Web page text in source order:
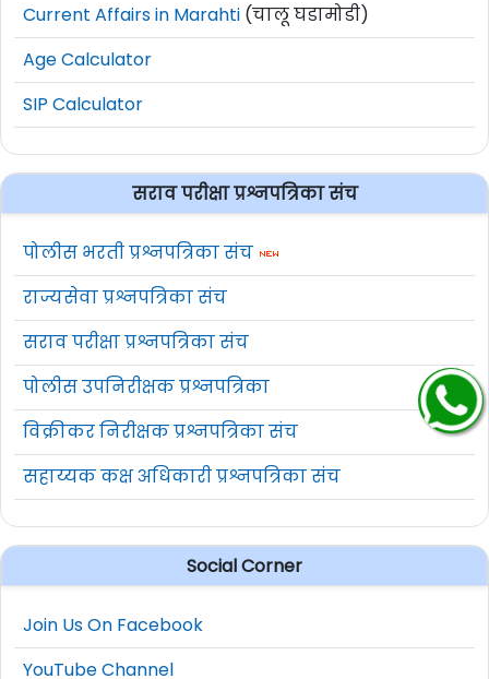
Current Affairs in Marahti (चालू घडामोडी)
Age Calculator
SIP Calculator
सराव परीक्षा प्रश्नपत्रिका संच
पोलीस भरती प्रश्नपत्रिका संच
राज्यसेवा प्रश्नपत्रिका संच
सराव परीक्षा प्रश्नपत्रिका संच
पोलीस उपनिरीक्षक प्रश्नपत्रिका
विक्रीकर निरीक्षक प्रश्नपत्रिका संच
सहाय्यक कक्ष अधिकारी प्रश्नपत्रिका संच
Social Corner
Join Us On Facebook
YouTube Channel